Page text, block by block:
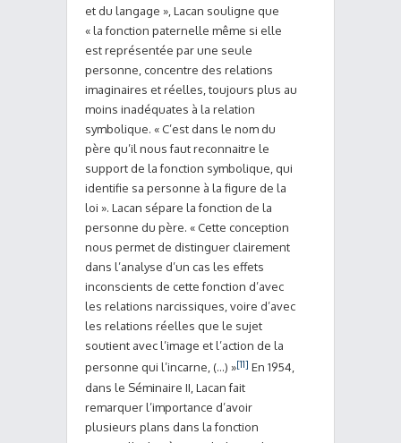
et du langage », Lacan souligne que
« la fonction paternelle même si elle
est représentée par une seule
personne, concentre des relations
imaginaires et réelles, toujours plus au
moins inadéquates à la relation
symbolique. « C’est dans le nom du
père qu’il nous faut reconnaitre le
support de la fonction symbolique, qui
identifie sa personne à la figure de la
loi ». Lacan sépare la fonction de la
personne du père. « Cette conception
nous permet de distinguer clairement
dans l’analyse d’un cas les effets
inconscients de cette fonction d’avec
les relations narcissiques, voire d’avec
les relations réelles que le sujet
soutient avec l’image et l’action de la
personne qui l’incarne, (…) »[11] En 1954,
dans le Séminaire II, Lacan fait
remarquer l’importance d’avoir
plusieurs plans dans la fonction